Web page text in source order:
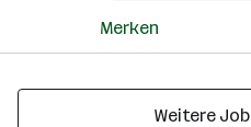
Merken
Weitere